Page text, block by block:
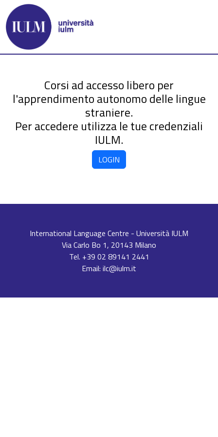
Corsi ad accesso libero per
l'apprendimento autonomo delle lingue
straniere.
Per accedere utilizza le tue credenziali
IULM.
LOGIN
International Language Centre - Università IULM
Via Carlo Bo 1, 20143 Milano
Tel. +39 02 89141 2441
Email: ilc@iulm.it